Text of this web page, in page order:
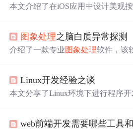
本文介绍了在iOS应用中设计美观
图象处理之脑白质异常探测
介绍了一款专业图象处理软件，该
常及脑心室位置。
Linux开发经验之谈
本文分享了Linux环境下进行程序
web前端开发需要哪些工具